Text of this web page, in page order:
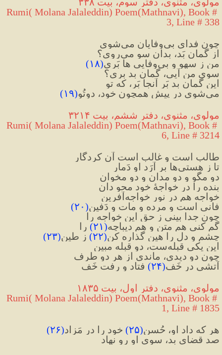
Rumi( Molana Jalaleddin) Poem(Mathnavi), Book #
3, Line # 338
چون فدای بی‌وفایان می‌شوی
از گمانِ بَد، بدان سو می‌روی؟
من ز سهو و بی‌وفایی ها بَری
(۱۸)
سویِ من آیی، گمانِ بد بری؟
این گمانِ بد بَر آنجا بَر، که تو
می‌شوی در پیشِ همچون خود، دوتُو
(۱۹)
مولوی، مثنوی، دفتر ششم، بیت ۳۲۱۴
Rumi( Molana Jalaleddin) Poem(Mathnavi), Book #
6, Line # 3214
طالب است و غالب است آن کردگار
تا ز هستی‌ها بر آرَد او دَمار
دو مگو و دو مدان و دو مخوان
بنده را در خواجهٔ خود محو دان
خواجه هم در نورِ خواجه‌آفرین
فانی است و مرده و مات و دَفین(۲۰)
چون جدا بینی ز حق این خواجه را
گم کنی هم متن و هم دیباچه(۲۱) را
چشم و دل را هین گذاره کن(۲۲) ز طین(۲۳)
این یکی قبله‌ست، دو قبله مبین
چون دو دیدی، ماندی از هر دو طرف
آتشی در خَف(۲۴) فتاد و رفت خَف
مولوی، مثنوی، دفتر اول، بیت ۱۸۳۵
Rumi( Molana Jalaleddin) Poem(Mathnavi), Book #
1, Line # 1835
هر که داد او، حُسنِ(۲۵) خود را در مَزاد(۲۶)
صد قضای بد، سوی او رو نهاد